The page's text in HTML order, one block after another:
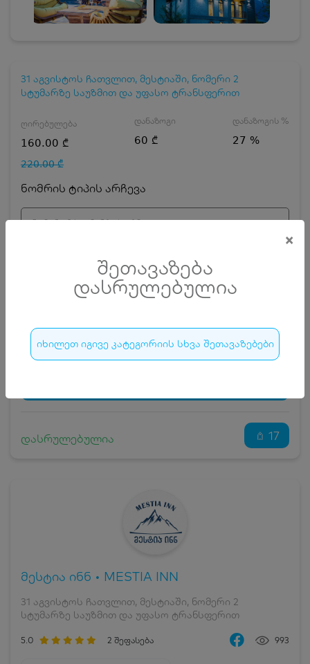
×
შეთავაზება
დასრულებულია
იხილეთ იგივე კატეგორიის სხვა შეთავაზებები
31 აგვისტოს ჩათვლით, მესტიაში, ნომერი 2
სტუმარზე საუზმით და უფასო ტრანსფერით
ღირებულება
160.00 ₾
220.00 ₾
დანაზოგი
60 ₾
დანაზოგის %
27 %
ნომრის ტიპის არჩევა
ნომერი 2 სტუმარზე საუზმით
სრული ღირებულების გადახდა 175₾
კვება
0 ₾
დასრულებულია 17
მესტია ინნ • MESTIA INN
31 აგვისტოს ჩათვლით, მესტიაში, ნომერი 2
სტუმარზე საუზმით და უფასო ტრანსფერით
5.0 2 შეფასება 993